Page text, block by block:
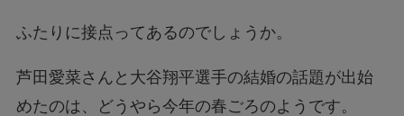
ふたりに接点ってあるのでしょうか。
芦田愛菜さんと大谷翔平選手の結婚の話題が出始
めたのは、どうやら今年の春ごろのようです。